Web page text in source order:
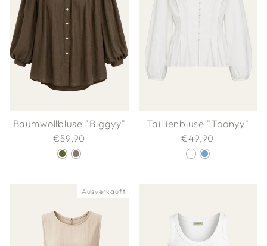
Baumwollbluse "Biggyy"
€59,90
Taillienbluse "Toonyy"
€49,90
Ausverkauft